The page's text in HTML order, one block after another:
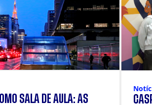
SALA DE AULA: AS